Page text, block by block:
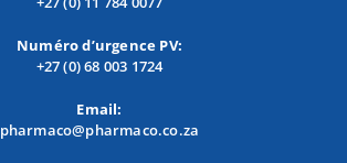
Numéro d’urgence PV:
+27 (0) 68 003 1724
Email:
pharmaco@pharmaco.co.za